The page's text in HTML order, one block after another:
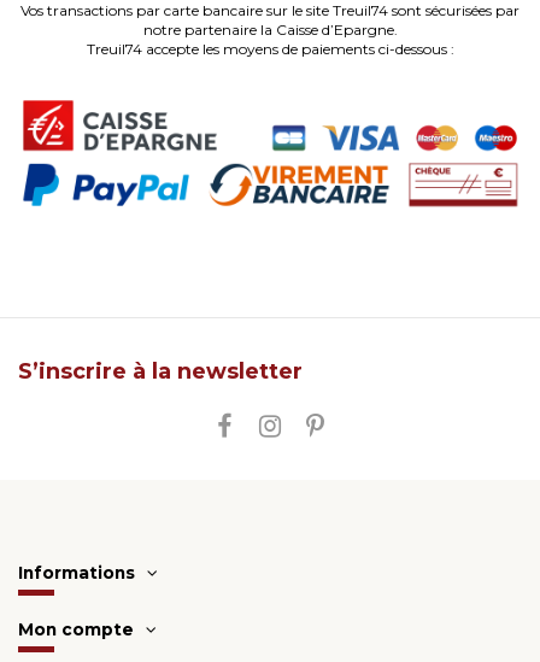
Vos transactions par carte bancaire sur le site Treuil74 sont sécurisées par
notre partenaire la Caisse d’Epargne.
Treuil74 accepte les moyens de paiements ci-dessous :
S’inscrire à la newsletter
Informations
Mon compte